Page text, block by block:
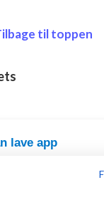
til toppen
lave app
Henrik Jørgensen